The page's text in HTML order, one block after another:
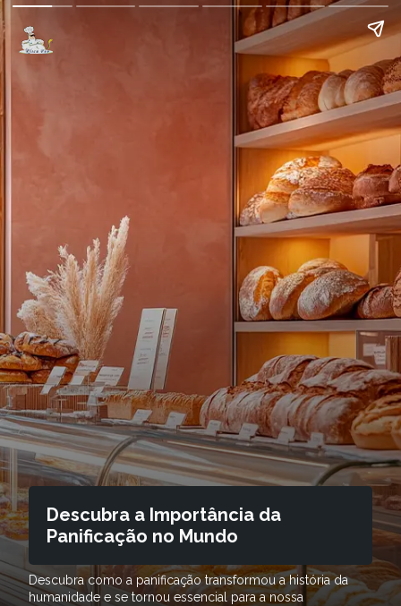
Descubra a Importância da
Panificação no Mundo
Descubra como a panificação transformou a história da
humanidade e se tornou essencial para a nossa